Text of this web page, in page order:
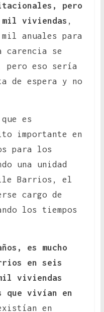
pero
viviendas ,
anuales para
se
pero eso sería
de espera y no
es
importante en
para los
una unidad
Barrios, el
cargo de
los tiempos
es mucho
en seis
viviendas
que vivían en
en